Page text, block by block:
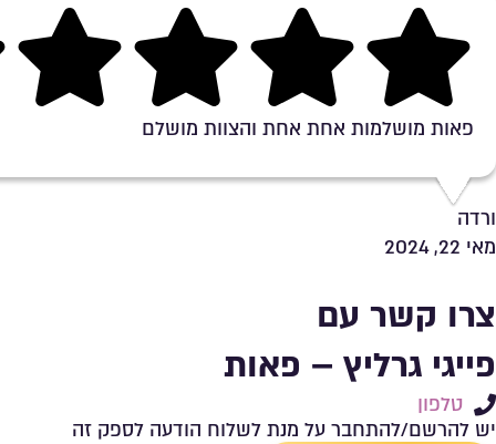
Rating 5 out of 5
פאות מושלמות אחת אחת והצוות מושלם
ורדה
מאי 22, 2024
צרו קשר עם
פייגי גרליץ – פאות
טלפון
יש להרשם/להתחבר על מנת לשלוח הודעה לספק זה